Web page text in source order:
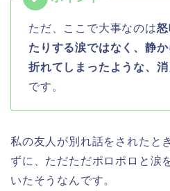
ただ、ここで大事なのは
たりする涙ではなく、静
折れてしまったような、
です。
私の友人が別れ話をされたと
ずに、ただただポロポロと涙
いたそうなんです。